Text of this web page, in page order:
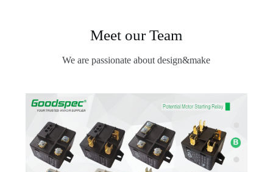
Meet our Team
We are passionate about design&make